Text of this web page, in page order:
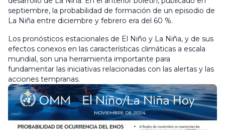
septiembre, la probabilidad de formación de un episodio de
La Niña entre diciembre y febrero era del 60 %.
Los pronósticos estacionales de El Niño y La Niña, y de sus
efectos conexos en las características climáticas a escala
mundial, son una herramienta importante para
fundamentar las iniciativas relacionadas con las alertas y las
acciones tempranas.